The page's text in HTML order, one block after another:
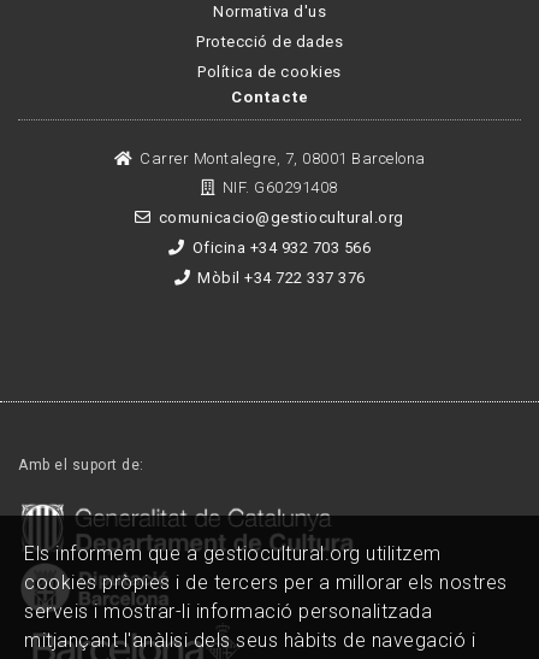
Normativa d'us
Protecció de dades
Política de cookies
Contacte
Carrer Montalegre, 7, 08001 Barcelona
NIF. G60291408
comunicacio@gestiocultural.org
Oficina +34 932 703 566
Mòbil +34 722 337 376
Amb el suport de:
Els informem que a gestiocultural.org utilitzem
cookies pròpies i de tercers per a millorar els nostres
serveis i mostrar-li informació personalitzada
mitjançant l'anàlisi dels seus hàbits de navegació i